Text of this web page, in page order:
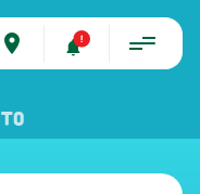
place